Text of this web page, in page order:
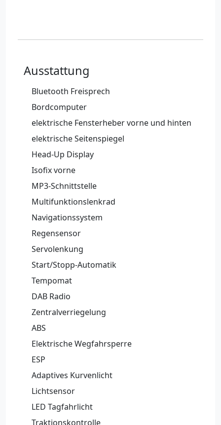
Ausstattung
Bluetooth Freisprech
Bordcomputer
elektrische Fensterheber vorne und hinten
elektrische Seitenspiegel
Head-Up Display
Isofix vorne
MP3-Schnittstelle
Multifunktionslenkrad
Navigationssystem
Regensensor
Servolenkung
Start/Stopp-Automatik
Tempomat
DAB Radio
Zentralverriegelung
ABS
Elektrische Wegfahrsperre
ESP
Adaptives Kurvenlicht
Lichtsensor
LED Tagfahrlicht
Traktionskontrolle